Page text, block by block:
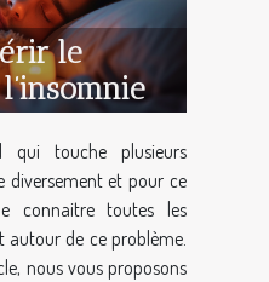
le
qui touche plusieurs
diversement et pour ce
connaitre toutes les
de ce problème.
nous vous proposons